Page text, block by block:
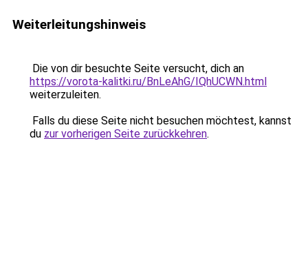
Weiterleitungshinweis
Die von dir besuchte Seite versucht, dich an
https://vorota-kalitki.ru/BnLeAhG/IQhUCWN.html
weiterzuleiten.
Falls du diese Seite nicht besuchen möchtest, kannst
du zur vorherigen Seite zurückkehren.